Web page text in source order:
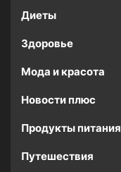
Диеты
Здоровье
Мода и красота
Новости плюс
Продукты питания
Путешествия